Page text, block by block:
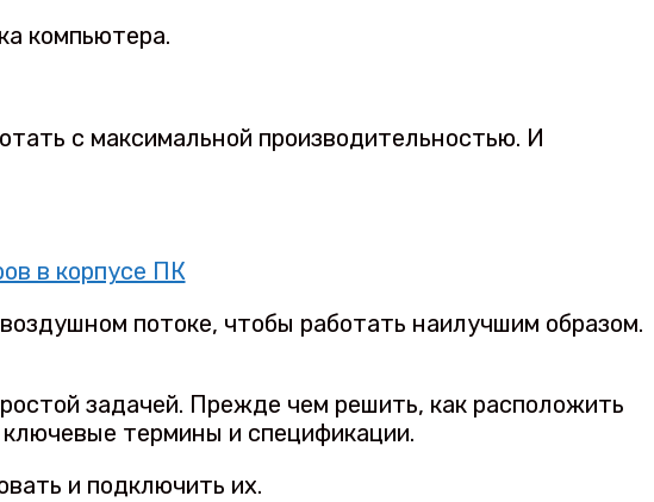
компьютера.
с максимальной производительностью. И
потоке, чтобы работать наилучшим образом.
задачей. Прежде чем решить, как расположить
термины и спецификации.
и подключить их.